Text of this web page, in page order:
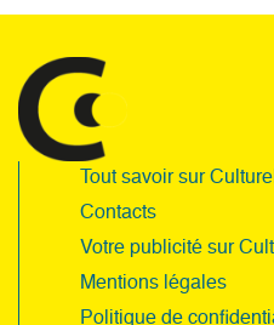
Tout savoir sur
Contacts
Votre publicité sur
Mentions légales
Politique de